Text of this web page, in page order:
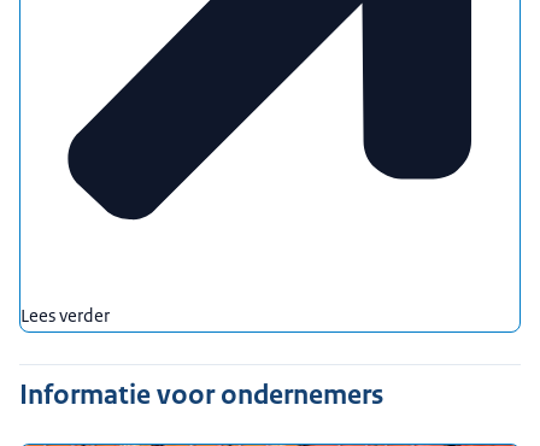
Lees verder
Informatie voor ondernemers